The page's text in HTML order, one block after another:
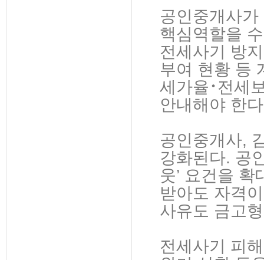
공인중개사
핵심역할을
전세사기 방
부여 현황 등
세가율･전세
안내해야 한
공인중개사,
강화된다. 공
웃’ 요건을
받아도 자격
사유도 금고
전세사기 피